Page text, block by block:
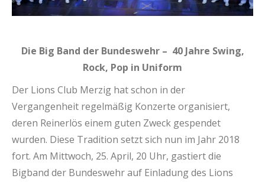
Die Big Band der Bundeswehr – 40 Jahre Swing,
Rock, Pop in Uniform
Der Lions Club Merzig hat schon in der
Vergangenheit regelmäßig Konzerte organisiert,
deren Reinerlös einem guten Zweck gespendet
wurden. Diese Tradition setzt sich nun im Jahr 2018
fort. Am Mittwoch, 25. April, 20 Uhr, gastiert die
Bigband der Bundeswehr auf Einladung des Lions